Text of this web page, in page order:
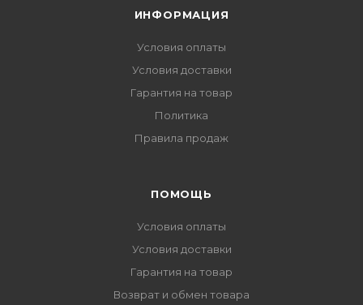
ИНФОРМАЦИЯ
Условия оплаты
Условия доставки
Гарантия на товар
Политика
Правила продаж
ПОМОЩЬ
Условия оплаты
Условия доставки
Гарантия на товар
Возврат и обмен товара